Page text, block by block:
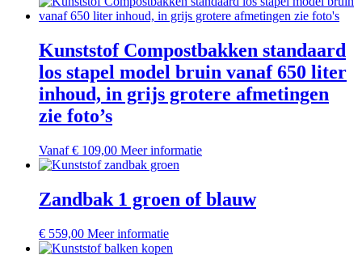
Kunststof Compostbakken standaard
los stapel model bruin vanaf 650 liter
inhoud, in grijs grotere afmetingen
zie foto’s
Vanaf € 109,00 Meer informatieDit
meerdere
variaties.
Zandbak 1 groen of blauw
€ 559,00 Meer informatieDit
product